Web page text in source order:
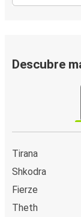
Descubre
Tirana
Shkodra
Fierze
Theth